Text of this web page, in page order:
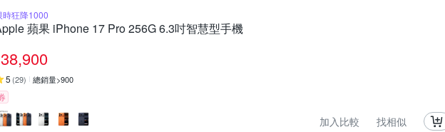
時狂降1000
蘋果 iPhone 17 Pro 256G 6.3吋智慧型手機
38,900
5 (29) 總銷量>900
加入比較 找相似